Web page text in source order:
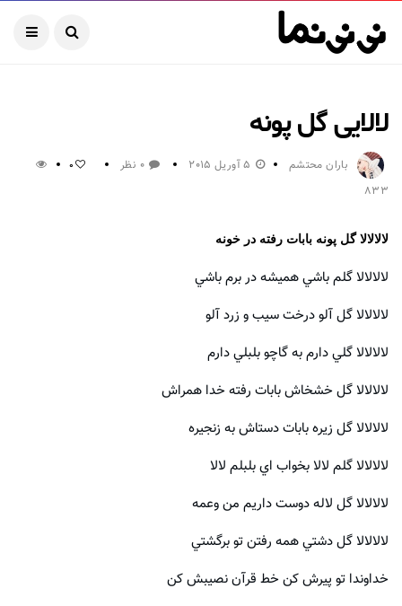
لالایی گل پونه
باران محتشم 5 آوریل 2015 0 نظر 0
833
لالالالا گل پونه بابات رفته در خونه
لالالالا گلم باشي هميشه در برم باشي
لالالالا گل آلو درخت سيب و زرد آلو
لالالالا گلي دارم به گاچو بلبلي دارم
لالالالا گل خشخاش بابات رفته خدا همراش
لالالالا گل زيره بابات دستاش به زنجيره
لالالالا گلم لالا بخواب اي بلبلم لالا
لالالالا گل لاله دوست داریم من وعمه
لالالالا گل دشتي همه رفتن تو برگشتي
خداوندا تو پيرش كن خط قرآن نصيبش كن